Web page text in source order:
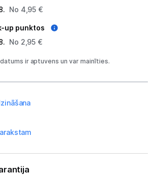
No 4,95 €
up punktos
No 2,95 €
ir aptuvens un var mainīties.